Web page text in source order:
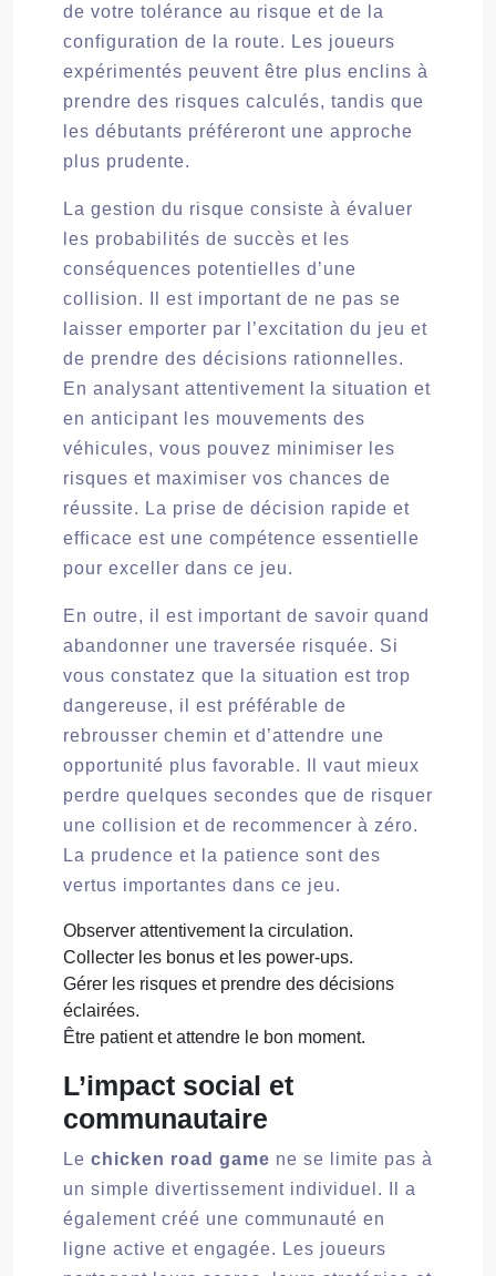
de votre tolérance au risque et de la
configuration de la route. Les joueurs
expérimentés peuvent être plus enclins à
prendre des risques calculés, tandis que
les débutants préféreront une approche
plus prudente.
La gestion du risque consiste à évaluer
les probabilités de succès et les
conséquences potentielles d’une
collision. Il est important de ne pas se
laisser emporter par l’excitation du jeu et
de prendre des décisions rationnelles.
En analysant attentivement la situation et
en anticipant les mouvements des
véhicules, vous pouvez minimiser les
risques et maximiser vos chances de
réussite. La prise de décision rapide et
efficace est une compétence essentielle
pour exceller dans ce jeu.
En outre, il est important de savoir quand
abandonner une traversée risquée. Si
vous constatez que la situation est trop
dangereuse, il est préférable de
rebrousser chemin et d’attendre une
opportunité plus favorable. Il vaut mieux
perdre quelques secondes que de risquer
une collision et de recommencer à zéro.
La prudence et la patience sont des
vertus importantes dans ce jeu.
Observer attentivement la circulation.
Collecter les bonus et les power-ups.
Gérer les risques et prendre des décisions
éclairées.
Être patient et attendre le bon moment.
L’impact social et
communautaire
Le chicken road game ne se limite pas à
un simple divertissement individuel. Il a
également créé une communauté en
ligne active et engagée. Les joueurs